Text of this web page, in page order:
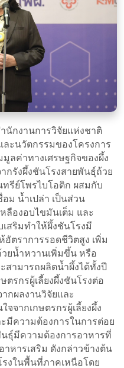
นักงานการวิจัยแห่งชาติ
ละนวัตกรรมของโครงการ
มูลค่าทางเศรษฐกิจของผึ้ง
กรังผึ้งชันโรงสายพันธุ์ถ้วย
รีย์โพรไบโอติก ผสมกับ
ม น้ำเปล่า เป็น​ส่วน
ลืองอบไขมันเต็ม และ
สริมทำให้ผึ้งชันโรงมี
อัตราการรอดชีวิตสูง เพิ่ม
วยน้ำหวานเพิ่มขึ้น หรือ
สามารถผลิตน้ำผึ้งได้ทั้งปี
ตรกรผู้เลี้ยงผึ้งชันโรงต่อ
กผลงานวิจัยและ
จากเกษตรกรผู้เลี้ยงผึ้ง
มีความต้องการในการต่อย
ธุ์มีความต้องการอาหารที่
าหารเสริม​ ดังกล่าวข้างต้น
งในพื้นที่ภาคเหนือโดย